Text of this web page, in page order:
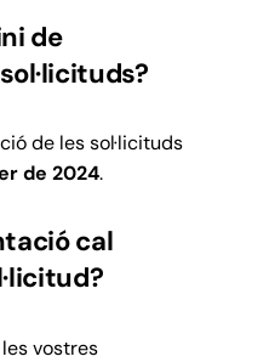
de
de les sol·licituds
de 2024.
cal
vostres